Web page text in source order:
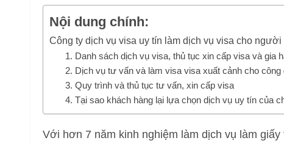
Nội dung chính:
Công ty dịch vụ visa uy tín làm dịch vụ visa cho
1. Danh sách dịch vụ visa, thủ tục xin cấp visa và gia
2. Dịch vụ tư vấn và làm visa visa xuất cảnh cho
3. Quy trình và thủ tục tư vấn, xin cấp visa
4. Tại sao khách hàng lại lựa chọn dịch vụ uy tín của
Với hơn 7 năm kinh nghiệm làm dịch vụ làm